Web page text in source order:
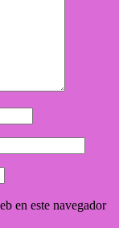
en este navegador